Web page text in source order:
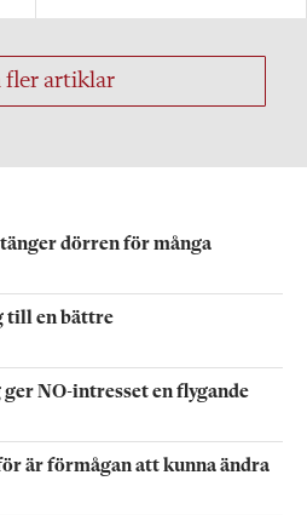
fler artiklar
dörren för många
till en bättre
NO-intresset en flygande
är förmågan att kunna ändra